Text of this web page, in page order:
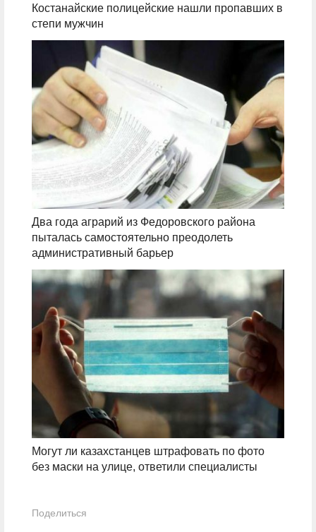
Костанайские полицейские нашли пропавших в
степи мужчин
Два года аграрий из Федоровского района
пыталась самостоятельно преодолеть
административный барьер
Могут ли казахстанцев штрафовать по фото
без маски на улице, ответили специалисты
Поделиться